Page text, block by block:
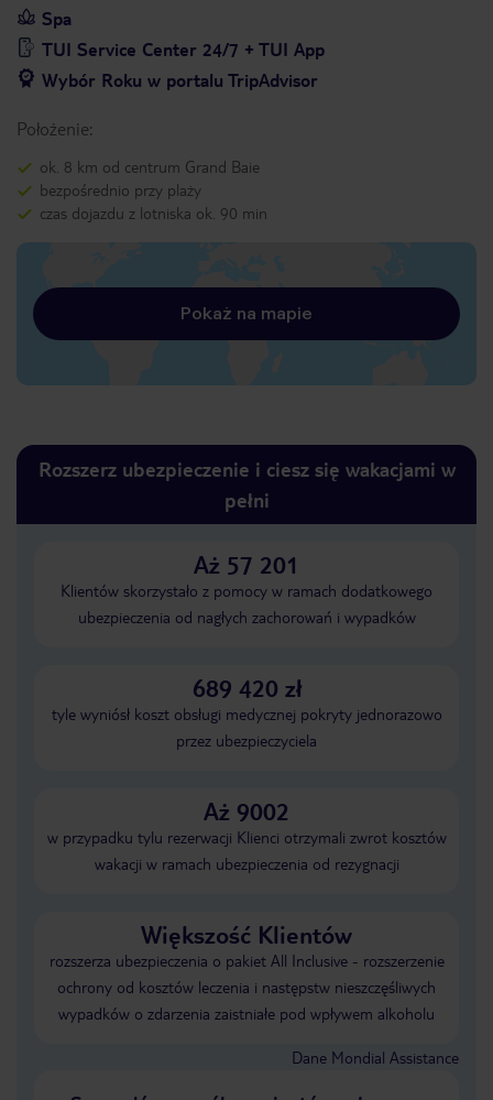
Spa
TUI Service Center 24/7 + TUI App
Wybór Roku w portalu TripAdvisor
Położenie:
ok. 8 km od centrum Grand Baie
bezpośrednio przy plaży
czas dojazdu z lotniska ok. 90 min
Pokaż na mapie
Rozszerz ubezpieczenie i ciesz się wakacjami w
pełni
Aż 57 201
Klientów skorzystało z pomocy w ramach dodatkowego
ubezpieczenia od nagłych zachorowań i wypadków
689 420 zł
tyle wyniósł koszt obsługi medycznej pokryty jednorazowo
przez ubezpieczyciela
Aż 9002
w przypadku tylu rezerwacji Klienci otrzymali zwrot kosztów
wakacji w ramach ubezpieczenia od rezygnacji
Większość Klientów
rozszerza ubezpieczenia o pakiet All Inclusive - rozszerzenie
ochrony od kosztów leczenia i następstw nieszczęśliwych
wypadków o zdarzenia zaistniałe pod wpływem alkoholu
Dane Mondial Assistance